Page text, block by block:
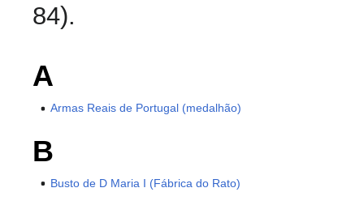
84).
A
Armas Reais de Portugal (medalhão)
B
Busto de D Maria I (Fábrica do Rato)